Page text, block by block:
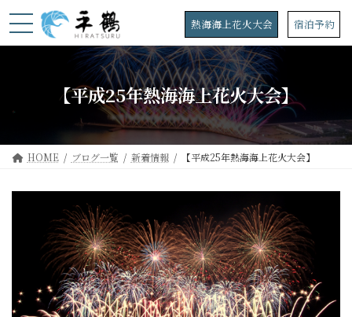
ン
プ
ビ
動
熱海海上花火大会 宿泊予約
【平成25年熱海海上花火大会】
HOME ブログ一覧 新着情報 【平成25年熱海海上花火大会】